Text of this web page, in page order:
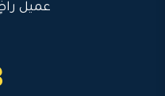
عميل